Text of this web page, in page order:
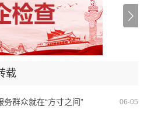
载
务群众就在“方寸之间” 06-05